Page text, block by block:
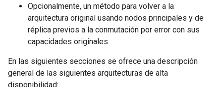
Opcionalmente, un método para volver a la
arquitectura original usando nodos principales y de
réplica previos a la conmutación por error con sus
capacidades originales.
En las siguientes secciones se ofrece una descripción
general de las siguientes arquitecturas de alta
disponibilidad: